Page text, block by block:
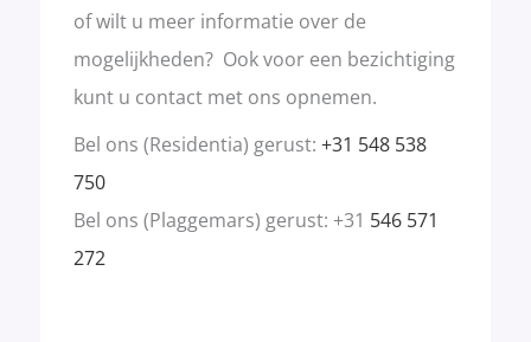
of wilt u meer informatie over de
mogelijkheden? Ook voor een bezichtiging
kunt u contact met ons opnemen.
Bel ons (Residentia) gerust:+31 548 538
750
Bel ons (Plaggemars) gerust: +31 546 571
272